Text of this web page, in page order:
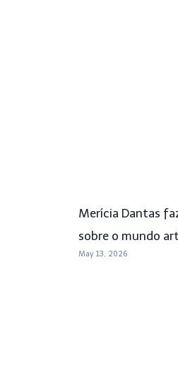
Merícia Dantas
sobre o mundo
May 13, 2026